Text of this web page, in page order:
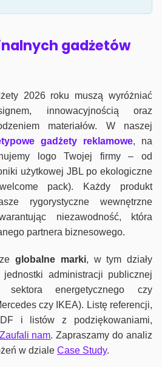
gadżetów
2026 roku muszą wyróżniać
innowacyjnością oraz
materiałów. W naszej
gadżety reklamowe, na
logo Twojej firmy – od
użytkowej JBL po ekologiczne
pack). Każdy produkt
rygorystyczne wewnętrzne
niezawodność, która
partnera biznesowego.
globalne marki, w tym działy
administracji publicznej
energetycznego czy
czy IKEA). Listę referencji,
i listów z podziękowaniami,
Zaufali nam. Zapraszamy do analiz
w dziale Case Study.